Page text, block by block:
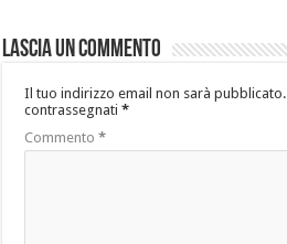
Lascia un commento
Il tuo indirizzo email non sarà pubblicato.
contrassegnati*
Commento*